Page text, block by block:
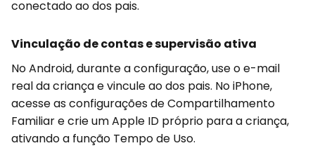
conectado ao dos pais.
Vinculação de contas e supervisão ativa
No Android, durante a configuração, use o e-mail
real da criança e vincule ao dos pais. No iPhone,
acesse as configurações de Compartilhamento
Familiar e crie um Apple ID próprio para a criança,
ativando a função Tempo de Uso.